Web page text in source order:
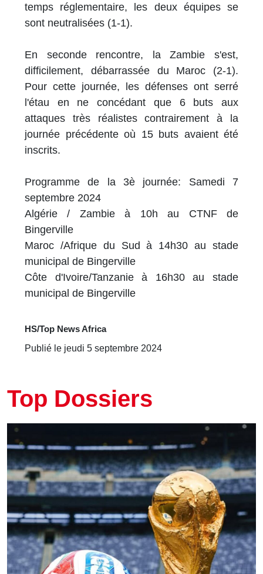
temps réglementaire, les deux équipes se
sont neutralisées (1-1).
En seconde rencontre, la Zambie s'est,
difficilement, débarrassée du Maroc (2-1).
Pour cette journée, les défenses ont serré
l'étau en ne concédant que 6 buts aux
attaques très réalistes contrairement à la
journée précédente où 15 buts avaient été
inscrits.
Programme de la 3è journée: Samedi 7
septembre 2024
Algérie / Zambie à 10h au CTNF de
Bingerville
Maroc /Afrique du Sud à 14h30 au stade
municipal de Bingerville
Côte d'Ivoire/Tanzanie à 16h30 au stade
municipal de Bingerville
HS/Top News Africa
Publié le jeudi 5 septembre 2024
Top Dossiers